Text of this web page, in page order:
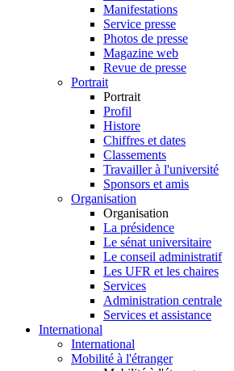
Manifestations
Service presse
Photos de presse
Magazine web
Revue de presse
Portrait
Portrait
Profil
Histore
Chiffres et dates
Classements
Travailler à l'université
Sponsors et amis
Organisation
Organisation
La présidence
Le sénat universitaire
Le conseil administratif
Les UFR et les chaires
Services
Administration centrale
Services et assistance
International
International
Mobilité à l'étranger